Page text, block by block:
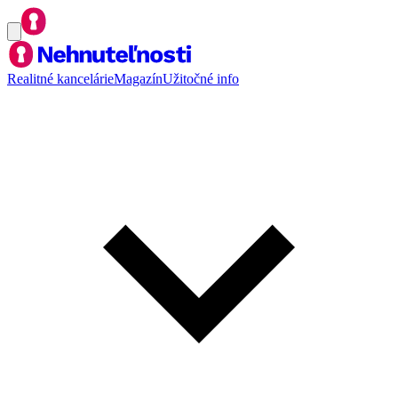
Realitné kancelárieMagazínUžitočné info